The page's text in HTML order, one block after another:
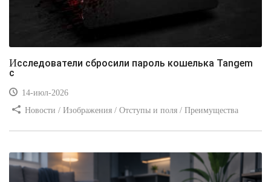
Исследователи сбросили пароль кошелька Tangem
с
14-июл-2026
Новости / Изображения / Отступы и поля / Преимущества